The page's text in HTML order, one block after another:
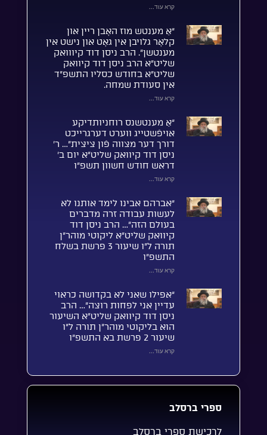
קרא עוד...
“אַ מענטש מוז האָבן ריין און
קלאָר גלויבן אין גאָט און נישט אין
מענטשן”. הרב ניסן דוד קיווואק
שליט”א הרב ניסן דוד קיוואק
שליט”א בחודש כסליו התשפ”ד
אין סעודת שמחה.
קרא עוד...
“אַ מענטשנס רוחניותדיקע
אויפֿשטייג ווערט דערגרייכט
דורך דער מצווה פֿון ציצית”… ר’
ניסן דוד קיוואק שליט”א יום ב’
דראש חודש חשוון תשפ”ו
קרא עוד...
“אברהם אבינו לימד אותנו לא
לעשות עבודה זרה מדברים
בעולם הזה”… הרב ניסן דוד
קיוואק שליט”א ליקוטי מוהר”ן
תורה ל”ו שיעור 3 פרשת בשלח
התשפ”ו
קרא עוד...
“אפילו שאני לא בקדושה כראוי
עדיין אני לפחות רוצה”… הרב
ניסן דוד קיוואק שליט”א השיעור
הוא בליקוטי מוהר”ן תורה ל”ו
שיעור 2 פרשת בא התשפ”ו
קרא עוד...
ספרי ברסלב
לרכישת ספרי ברסלב